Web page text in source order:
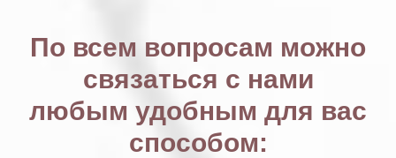
По всем вопросам можно
связаться с нами
любым удобным для вас
способом: